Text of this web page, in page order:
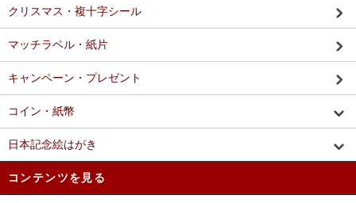
クリスマス・複十字シール
マッチラベル・紙片
キャンペーン・プレゼント
コイン・紙幣
日本記念絵はがき
コンテンツを見る